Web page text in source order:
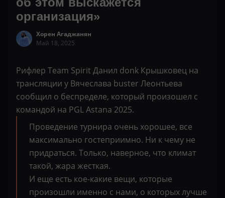
организация»
Хорен Агаджанян
Май 18, 2025
Рифлер Team Spirit Данил donk Крышковец на
трансляции у Вячеслава buster Леонтьева
сообщил о беспределе, который произошел с
командой на PGL Astana 2025.
Проведение турнира очень хорошее, все
максимально гостеприимно. Ни к чему не
придраться. Только, наверное, что климат
такой, жара жесткая.
И еще есть кое-какие вещи, которые
произошли именно с нами, о которых лучше